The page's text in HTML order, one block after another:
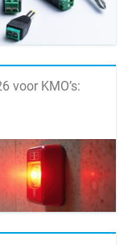
voor KMO’s: